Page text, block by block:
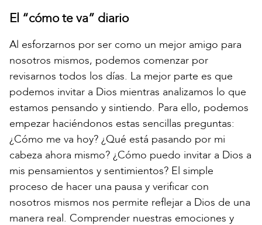
El “cómo te va” diario
Al esforzarnos por ser como un mejor amigo para
nosotros mismos, podemos comenzar por
revisarnos todos los días. La mejor parte es que
podemos invitar a Dios mientras analizamos lo que
estamos pensando y sintiendo. Para ello, podemos
empezar haciéndonos estas sencillas preguntas:
¿Cómo me va hoy? ¿Qué está pasando por mi
cabeza ahora mismo? ¿Cómo puedo invitar a Dios a
mis pensamientos y sentimientos? El simple
proceso de hacer una pausa y verificar con
nosotros mismos nos permite reflejar a Dios de una
manera real. Comprender nuestras emociones y